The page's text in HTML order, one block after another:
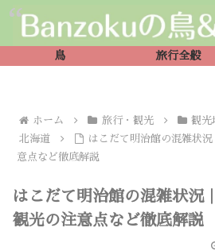
鳥 旅行全般
ホーム 旅行・観光
観光
北海道
はこだて明治館の混雑状
意点など徹底解説
はこだて明治館の混雑状況
観光の注意点など徹底解説